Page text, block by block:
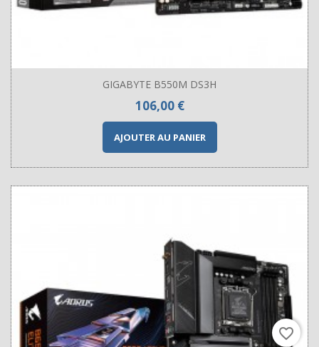
GIGABYTE B550M DS3H
Prix
106,00 €
AJOUTER AU PANIER
favorite_border